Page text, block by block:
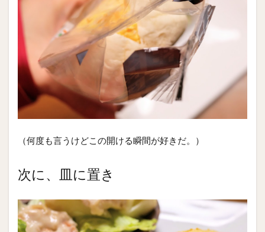
（何度も言うけどこの開ける瞬間が好きだ。）
次に、皿に置き